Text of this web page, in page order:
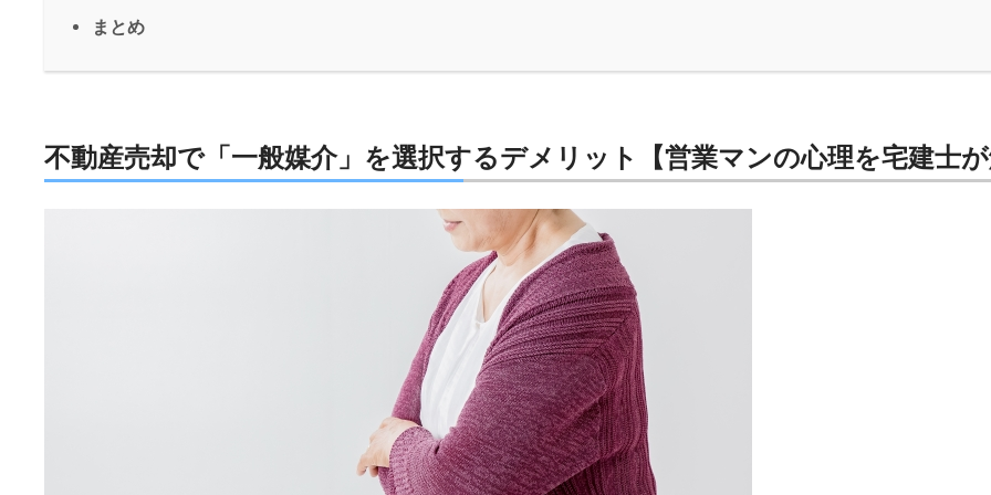
まとめ
不動産売却で「一般媒介」を選択するデメリット【営業マンの心理を宅建士